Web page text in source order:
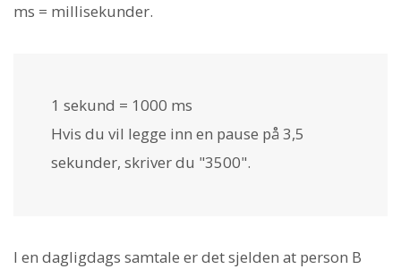
ms = millisekunder.
1 sekund = 1000 ms
Hvis du vil legge inn en pause på 3,5
sekunder, skriver du "3500".
I en dagligdags samtale er det sjelden at person B